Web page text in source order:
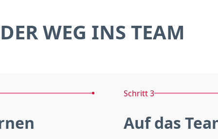
DER WEG INS TEAM
Schritt 3
Auf das